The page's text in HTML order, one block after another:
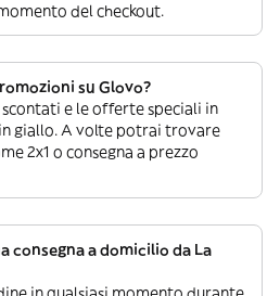
del checkout.
su Glovo?
e le offerte speciali in
giallo. A volte potrai trovare
2x1 o consegna a prezzo
consegna a domicilio da La